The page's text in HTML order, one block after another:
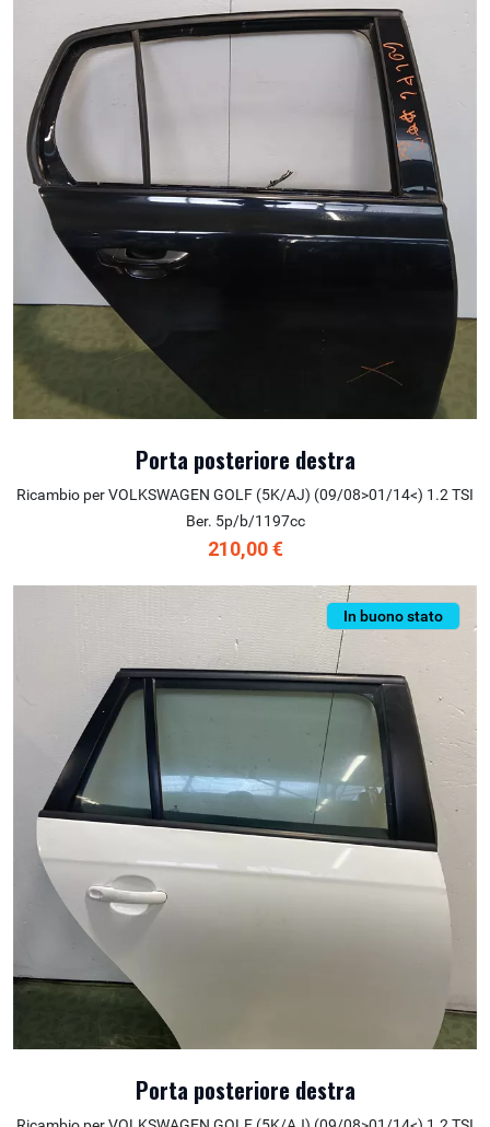
Porta posteriore destra
Ricambio per VOLKSWAGEN GOLF (5K/AJ) (09/08>01/14<) 1.2 TSI
Ber. 5p/b/1197cc
210,00 €
In buono stato
Porta posteriore destra